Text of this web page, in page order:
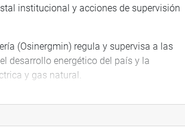
institucional y acciones de supervisión
(Osinergmin) regula y supervisa a las
desarrollo energético del país y la
y gas natural.
para proteger los derechos de los